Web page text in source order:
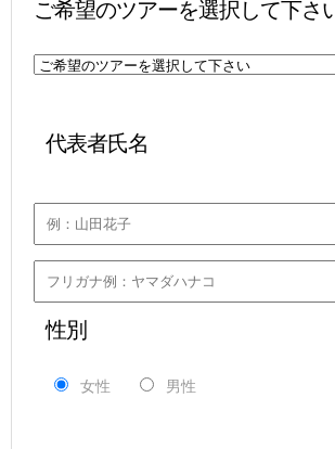
ご希望のツアーを選択して下さ
代表者氏名
性別
女性 男性